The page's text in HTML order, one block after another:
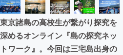
まちづくり・地域活性化
CAMPFIRE for Social Good
東京諸島の高校生が繋がり探究を
深めるオンライン『島の探究ネッ
トワーク』。今回は三宅島出身の